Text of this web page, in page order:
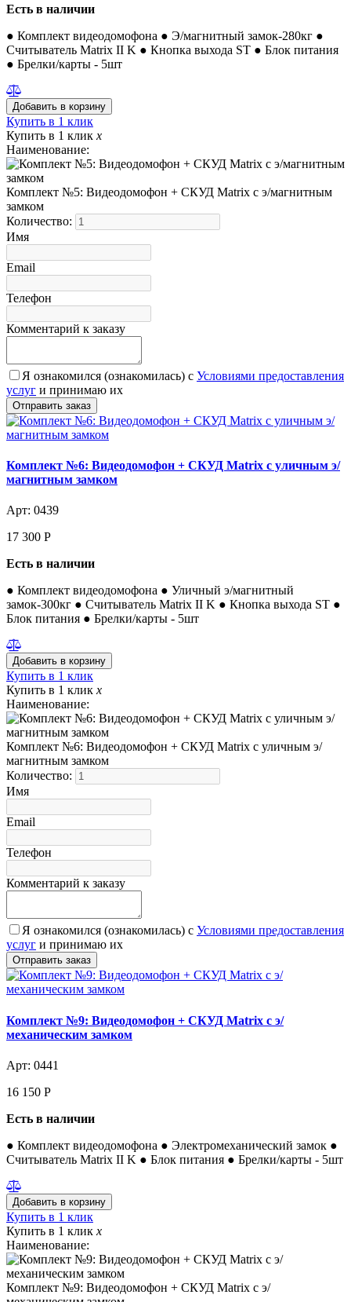
Есть в наличии
● Комплект видеодомофона ● Э/магнитный замок-280кг ●
Считыватель Matrix II K ● Кнопка выхода ST ● Блок питания
● Брелки/карты - 5шт
Купить в 1 клик
Купить в 1 клик x
Наименование:
Комплект №5: Видеодомофон + СКУД Matrix с э/магнитным
замком
Количество:
Имя
Email
Телефон
Комментарий к заказу
Я ознакомился (ознакомилась) с Условиями предоставления
услуг и принимаю их
Комплект №6: Видеодомофон + СКУД Matrix с уличным э/
магнитным замком
Арт: 0439
17 300 Р
Есть в наличии
● Комплект видеодомофона ● Уличный э/магнитный
замок-300кг ● Считыватель Matrix II K ● Кнопка выхода ST ●
Блок питания ● Брелки/карты - 5шт
Купить в 1 клик
Купить в 1 клик x
Наименование:
Комплект №6: Видеодомофон + СКУД Matrix с уличным э/
магнитным замком
Количество:
Имя
Email
Телефон
Комментарий к заказу
Я ознакомился (ознакомилась) с Условиями предоставления
услуг и принимаю их
Комплект №9: Видеодомофон + СКУД Matrix с э/
механическим замком
Арт: 0441
16 150 Р
Есть в наличии
● Комплект видеодомофона ● Электромеханический замок ●
Считыватель Matrix II K ● Блок питания ● Брелки/карты - 5шт
Купить в 1 клик
Купить в 1 клик x
Наименование:
Комплект №9: Видеодомофон + СКУД Matrix с э/